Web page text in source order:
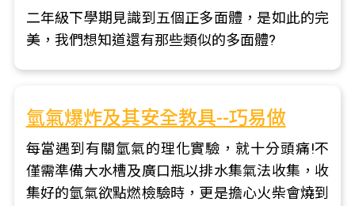
二年級下學期見識到五個正多面體，是如此的完
美，我們想知道還有那些類似的多面體?
氫氣爆炸及其安全教具--巧易做
每當遇到有關氫氣的理化實驗，就十分頭痛!不
僅需準備大水槽及廣口瓶以排水集氣法收集，收
集好的氫氣欲點燃檢驗時，更是擔心火柴會燒到